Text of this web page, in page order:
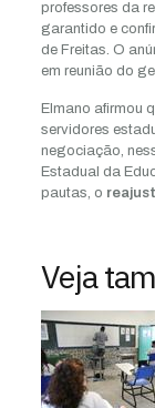
professores da
garantido e
de Freitas. O
em reunião do
Elmano afirmou
servidores
negociação,
Estadual da
pautas, o
Veja